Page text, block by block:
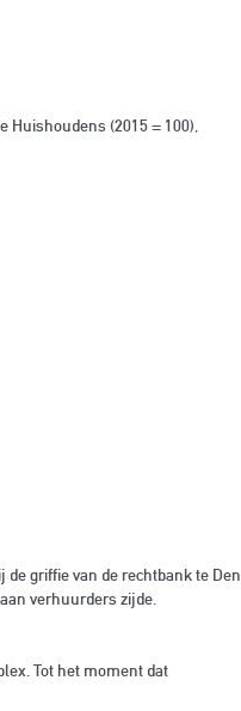
(2015 = 100),
de griffie van de rechtbank te Den
verhuurders zijde.
Tot het moment dat